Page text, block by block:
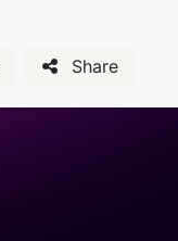
Share